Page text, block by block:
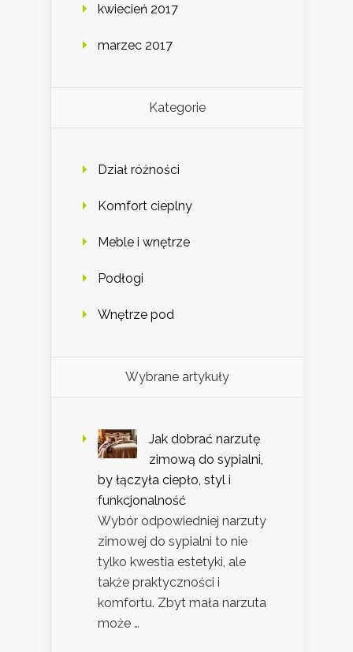
kwiecień 2017
marzec 2017
Kategorie
Dział różności
Komfort cieplny
Meble i wnętrze
Podłogi
Wnętrze pod
Wybrane artykuły
Jak dobrać narzutę
zimową do sypialni,
by łączyła ciepło, styl i
funkcjonalność
Wybór odpowiedniej narzuty
zimowej do sypialni to nie
tylko kwestia estetyki, ale
także praktyczności i
komfortu. Zbyt mała narzuta
może …